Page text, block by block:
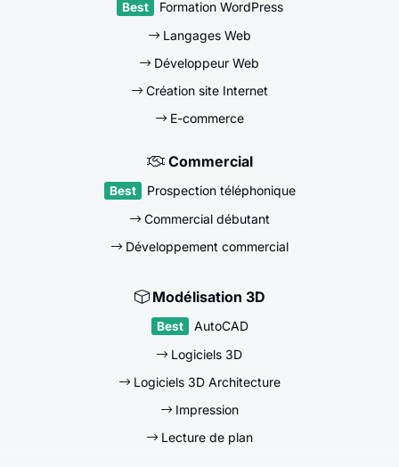
Formation WordPress
Langages Web
Développeur Web
Création site Internet
E-commerce
Commercial
Prospection téléphonique
Commercial débutant
Développement commercial
Modélisation 3D
AutoCAD
Logiciels 3D
Logiciels 3D Architecture
Impression
Lecture de plan